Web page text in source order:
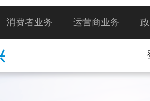
消费者业务 运营商业务